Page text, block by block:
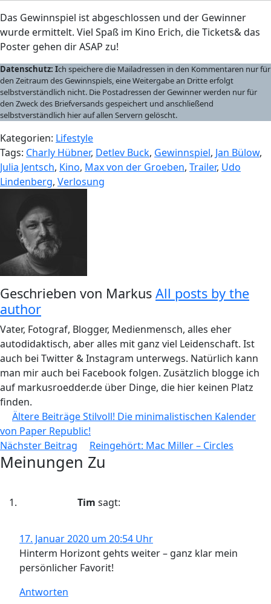
Das Gewinnspiel ist abgeschlossen und der Gewinner
wurde ermittelt. Viel Spaß im Kino Erich, die Tickets& das
Poster gehen dir ASAP zu!
Datenschutz: Ich speichere die Mailadressen in den Kommentaren nur für
den Zeitraum des Gewinnspiels, eine Weitergabe an Dritte erfolgt
selbstverständlich nicht. Die Postadressen der Gewinner werden nur für
den Zweck des Briefversands gespeichert und anschließend
selbstverständlich hier auf allen Servern gelöscht.
Kategorien: Lifestyle
Tags: Charly Hübner, Detlev Buck, Gewinnspiel, Jan Bülow,
Julia Jentsch, Kino, Max von der Groeben, Trailer, Udo
Lindenberg, Verlosung
Geschrieben von Markus All posts by the
author
Vater, Fotograf, Blogger, Medienmensch, alles eher
autodidaktisch, aber alles mit ganz viel Leidenschaft. Ist
auch bei Twitter & Instagram unterwegs. Natürlich kann
man mir auch bei Facebook folgen. Zusätzlich blogge ich
auf markusroedder.de über Dinge, die hier keinen Platz
finden.
Beitragsnavigation
Ältere BeiträgeStilvoll! Die minimalistischen Kalender
von Paper Republic!
Nächster Beitrag
Reingehört: Mac Miller – Circles
Meinungen Zu
Tim sagt:
17. Januar 2020 um 20:54 Uhr
Hinterm Horizont gehts weiter – ganz klar mein
persönlicher Favorit!
Antworten